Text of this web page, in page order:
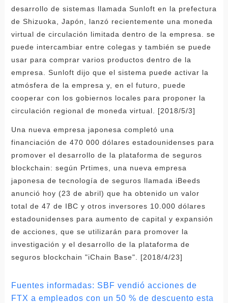
desarrollo de sistemas llamada Sunloft en la prefectura
de Shizuoka, Japón, lanzó recientemente una moneda
virtual de circulación limitada dentro de la empresa. se
puede intercambiar entre colegas y también se puede
usar para comprar varios productos dentro de la
empresa. Sunloft dijo que el sistema puede activar la
atmósfera de la empresa y, en el futuro, puede
cooperar con los gobiernos locales para proponer la
circulación regional de moneda virtual. [2018/5/3]
Una nueva empresa japonesa completó una
financiación de 470 000 dólares estadounidenses para
promover el desarrollo de la plataforma de seguros
blockchain: según Prtimes, una nueva empresa
japonesa de tecnología de seguros llamada iBeeds
anunció hoy (23 de abril) que ha obtenido un valor
total de 47 de IBC y otros inversores 10.000 dólares
estadounidenses para aumento de capital y expansión
de acciones, que se utilizarán para promover la
investigación y el desarrollo de la plataforma de
seguros blockchain "iChain Base". [2018/4/23]
Fuentes informadas: SBF vendió acciones de
FTX a empleados con un 50 % de descuento esta